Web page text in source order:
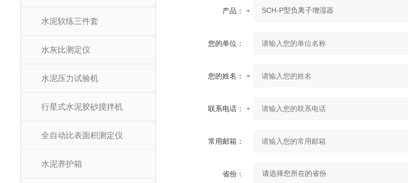
水泥软练三件套
水灰比测定仪
水泥压力试验机
行星式水泥胶砂搅拌机
全自动比表面积测定仪
水泥养护箱
产品：
您的单位：
您的姓名：
联系电话：
常用邮箱：
省份：